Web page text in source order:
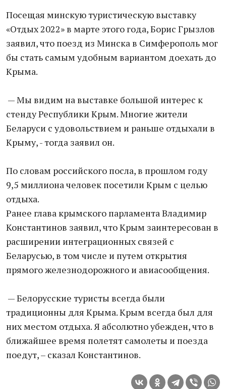
Посещая минскую туристическую выставку
«Отдых 2022» в марте этого года, Борис Грызлов
заявил, что поезд из Минска в Симферополь мог
бы стать самым удобным вариантом доехать до
Крыма.
— Мы видим на выставке большой интерес к
стенду Республики Крым. Многие жители
Беларуси с удовольствием и раньше отдыхали в
Крыму, - тогда заявил он.
По словам российского посла, в прошлом году
9,5 миллиона человек посетили Крым с целью
отдыха.
Ранее глава крымского парламента Владимир
Константинов заявил, что Крым заинтересован в
расширении интеграционных связей с
Беларусью, в том числе и путем открытия
прямого железнодорожного и авиасообщения.
— Белорусские туристы всегда были
традиционны для Крыма. Крым всегда был для
них местом отдыха. Я абсолютно убежден, что в
ближайшее время полетят самолеты и поезда
поедут, – сказал Константинов.